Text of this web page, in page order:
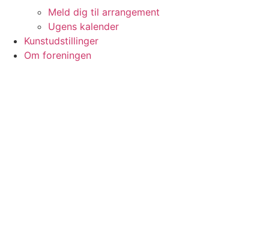
Meld dig til arrangement
Ugens kalender
Kunstudstillinger
Om foreningen